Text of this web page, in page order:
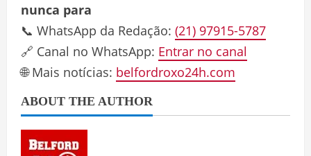
nunca para
📞 WhatsApp da Redação: (21) 97915-5787
🔗 Canal no WhatsApp: Entrar no canal
🌐 Mais notícias: belfordroxo24h.com
ABOUT THE AUTHOR